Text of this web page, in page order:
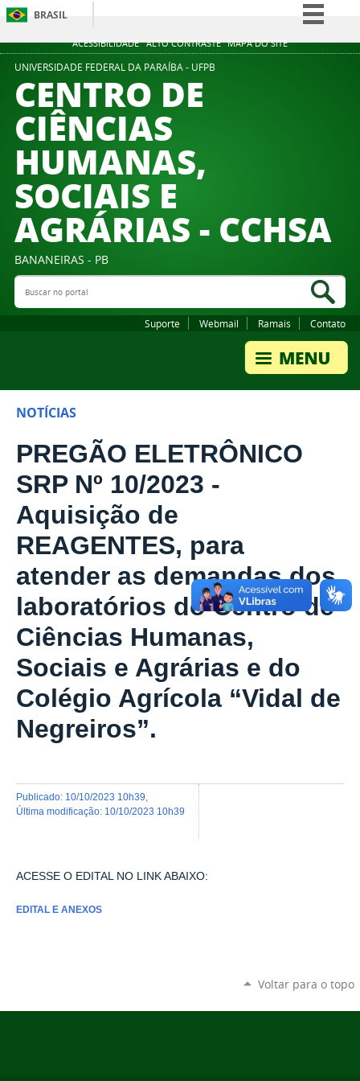
ACESSIBILIDADE ALTO CONTRASTE MAPA DO SITE
BRASIL
Simplifique!
UNIVERSIDADE FEDERAL DA PARAÍBA - UFPB
CENTRO DE
CIÊNCIAS
HUMANAS,
SOCIAIS E
AGRÁRIAS - CCHSA
BANANEIRAS - PB
Buscar no portal
Suporte Webmail Ramais Contato
NOTÍCIAS
PREGÃO ELETRÔNICO
SRP Nº 10/2023 -
Aquisição de
REAGENTES, para
atender as demandas dos
laboratórios do Centro de
Ciências Humanas,
Sociais e Agrárias e do
Colégio Agrícola “Vidal de
Negreiros”.
publicado: 10/10/2023 10h39
última modificação: 10/10/2023 10h39
ACESSE O EDITAL NO LINK ABAIXO:
EDITAL E ANEXOS
Voltar para o topo